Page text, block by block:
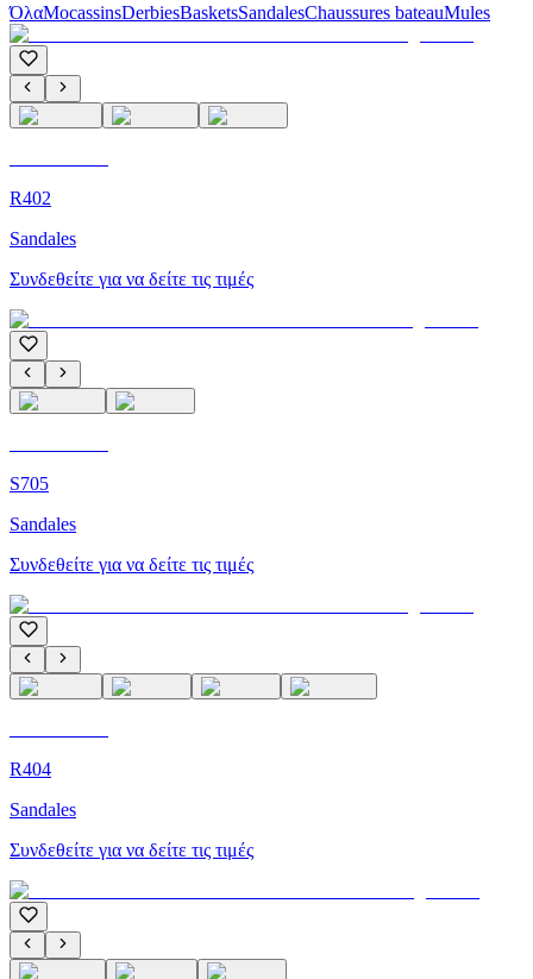
ΌλαMocassinsDerbiesBasketsSandalesChaussures bateauMules
R402
Sandales
Συνδεθείτε για να δείτε τις τιμές
S705
Sandales
Συνδεθείτε για να δείτε τις τιμές
R404
Sandales
Συνδεθείτε για να δείτε τις τιμές